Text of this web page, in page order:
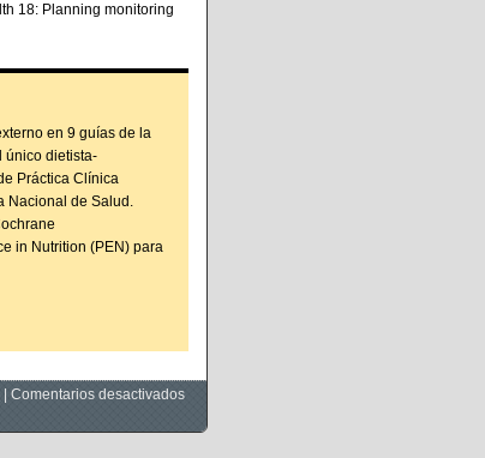
18: Planning monitoring
en 9 guías de la
único dietista-
Práctica Clínica
Nacional de Salud.
in Nutrition (PEN) para
Comentarios desactivados